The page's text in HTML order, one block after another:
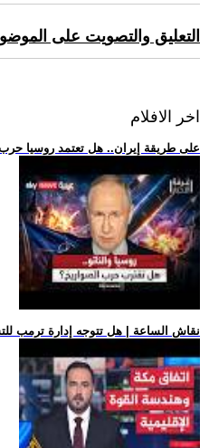
التعليق والتصويت على
اخر الافلام
.. على طريقة إيران.. هل تعتمد روسيا
.. نقاش الساعة | هل تتوجه إدارة ترمب